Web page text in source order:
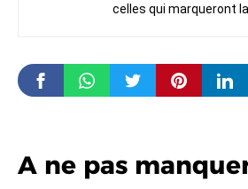
celles qui marqueront
A ne pas